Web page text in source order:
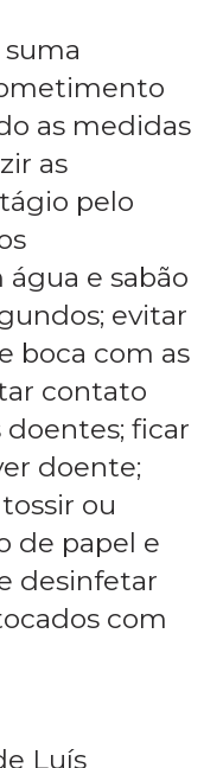
as medidas
as
pelo
e sabão
evitar
boca com as
contato
ficar
doente;
ou
de papel e
desinfetar
com
Luís